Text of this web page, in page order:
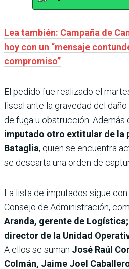
Lea también: Campaña de
hoy con un “mensaje
compromiso”
El pedido fue realizado el
fiscal ante la gravedad del
de fuga u obstrucción.
imputado otro extitular de la
Bataglia, quien se encuentra
se descarta una orden de
La lista de imputados sigue
Consejo de Administración,
Aranda, gerente de
director de la Unidad
A ellos se suman José Raúl
Colmán, Jaime Joel